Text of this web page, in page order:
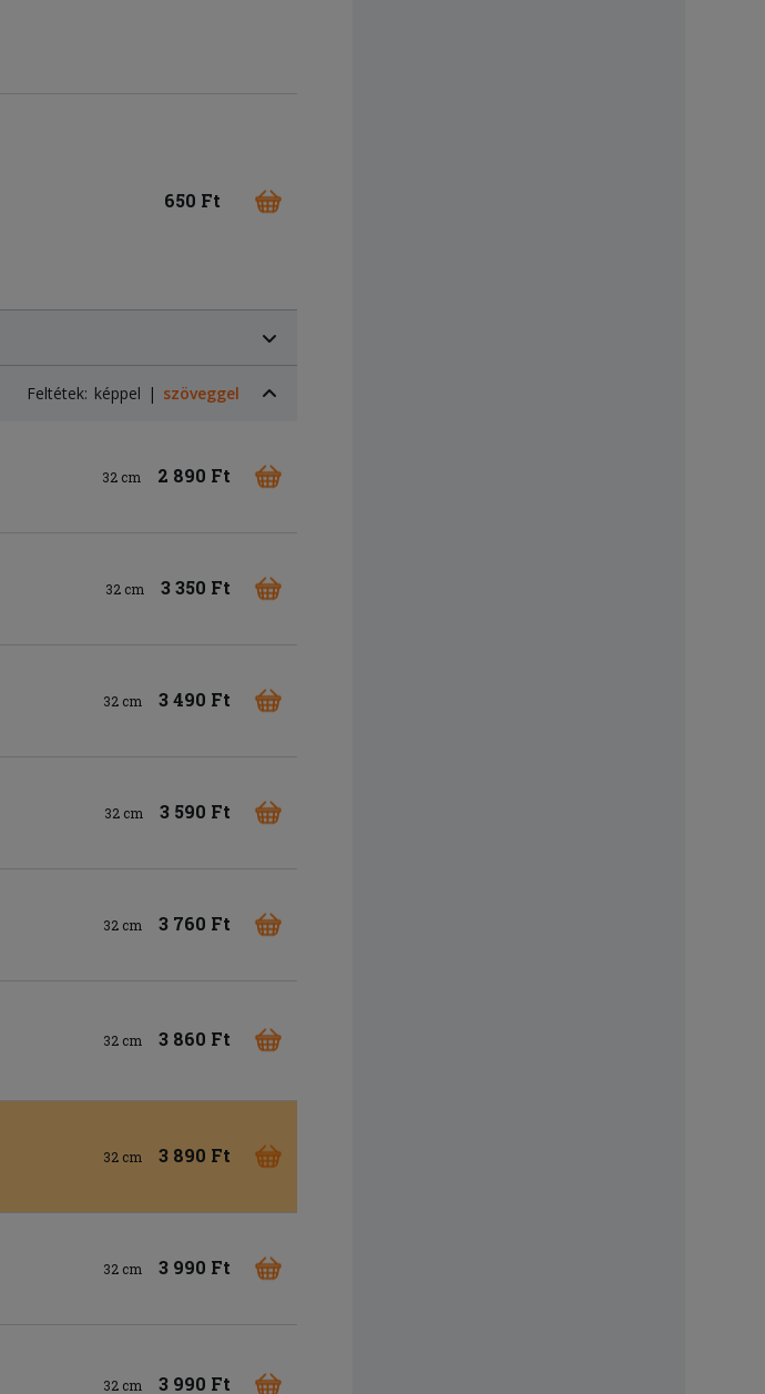
650 Ft
Feltétek: képpel szöveggel
32 cm 2 890 Ft
32 cm 3 350 Ft
32 cm 3 490 Ft
32 cm 3 590 Ft
32 cm 3 760 Ft
32 cm 3 860 Ft
32 cm 3 890 Ft
32 cm 3 990 Ft
32 cm 3 990 Ft